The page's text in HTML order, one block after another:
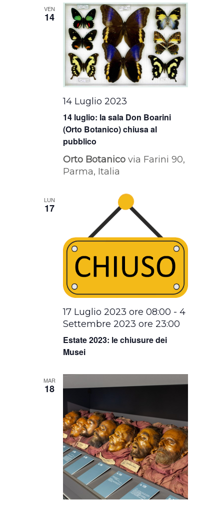
VEN
14
14 luglio: la sala Don Boarini
(Orto Botanico) chiusa al
pubblico
14 Luglio 2023
Orto Botanicovia Farini 90,
Parma, Italia
LUN
17
Estate 2023: le chiusure dei
Musei
17 Luglio 2023 ore 08:00 -4
Settembre 2023 ore 23:00
MAR
18